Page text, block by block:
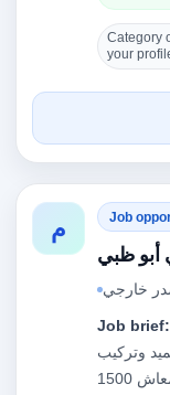
Category
your
م Job
ظبي
خارجي
Job brief:
وتركيب
نظام الري ومزرعة في الوثبة أبوظبي. معاش 1500